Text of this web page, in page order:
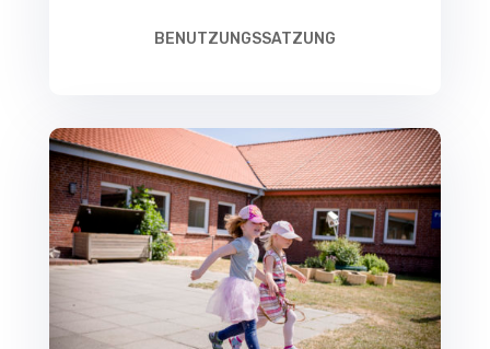
BENUTZUNGSSATZUNG